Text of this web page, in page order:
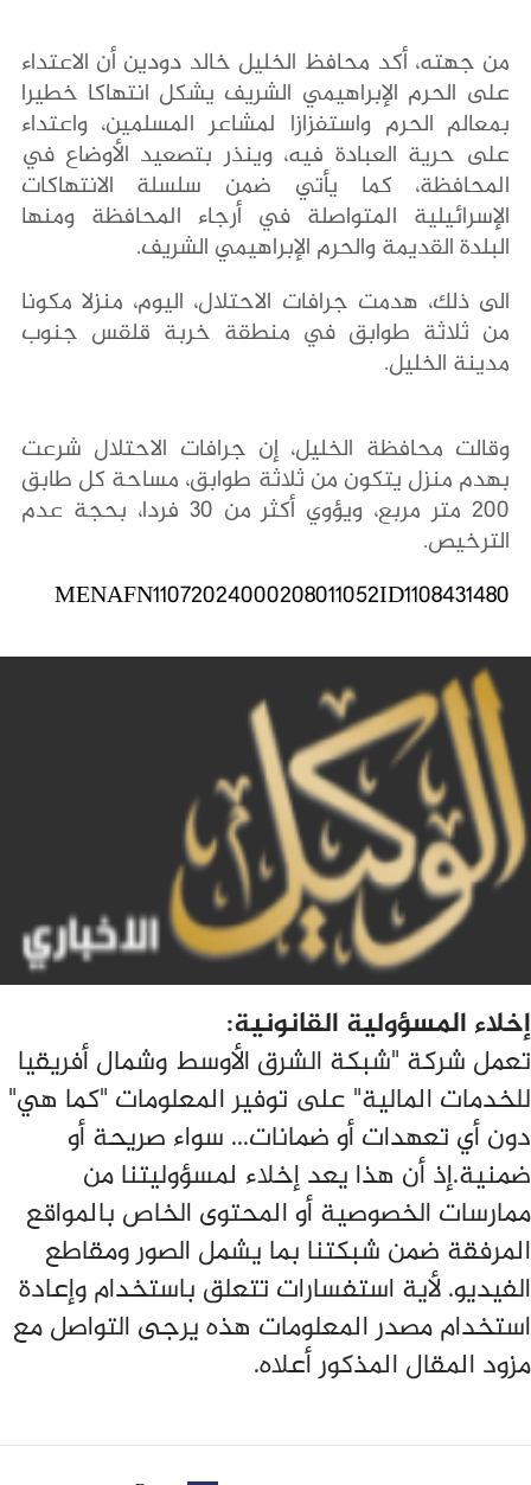
من جهته، أكد محافظ الخليل خالد دودين أن الاعتداء
على الحرم الإبراهيمي الشريف يشكل انتهاكا خطيرا
بمعالم الحرم واستفزازا لمشاعر المسلمين، واعتداء
على حرية العبادة فيه، وينذر بتصعيد الأوضاع في
المحافظة، كما يأتي ضمن سلسلة الانتهاكات
الإسرائيلية المتواصلة في أرجاء المحافظة ومنها
البلدة القديمة والحرم الإبراهيمي الشريف.
الى ذلك، هدمت جرافات الاحتلال، اليوم، منزلا مكونا
من ثلاثة طوابق في منطقة خربة قلقس جنوب
مدينة الخليل.
وقالت محافظة الخليل، إن جرافات الاحتلال شرعت
بهدم منزل يتكون من ثلاثة طوابق، مساحة كل طابق
200 متر مربع، ويؤوي أكثر من 30 فردا، بحجة عدم
الترخيص.
MENAFN11072024000208011052ID1108431480
إخلاء المسؤولية القانونية:
تعمل شركة "شبكة الشرق الأوسط وشمال أفريقيا
للخدمات المالية" على توفير المعلومات "كما هي"
دون أي تعهدات أو ضمانات... سواء صريحة أو
ضمنية.إذ أن هذا يعد إخلاء لمسؤوليتنا من
ممارسات الخصوصية أو المحتوى الخاص بالمواقع
المرفقة ضمن شبكتنا بما يشمل الصور ومقاطع
الفيديو. لأية استفسارات تتعلق باستخدام وإعادة
استخدام مصدر المعلومات هذه يرجى التواصل مع
مزود المقال المذكور أعلاه.